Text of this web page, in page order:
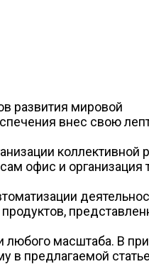
развития мировой
внес свою
коллективной
офис и организация
любого масштаба. В
в предлагаемой